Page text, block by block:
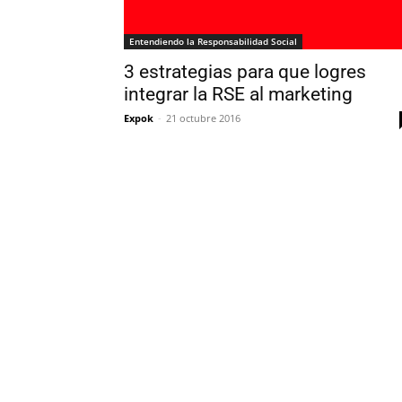
Entendiendo la Responsabilidad Social
3 estrategias para que logres
integrar la RSE al marketing
Expok - 21 octubre 2016